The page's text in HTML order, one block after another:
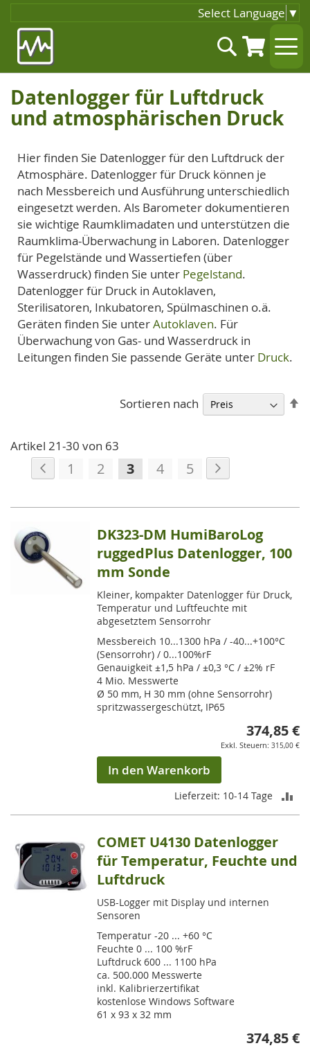
Select Language ▼
Inhalt
springen
Suche
Datenlogger für Luftdruck
und atmosphärischen Druck
Hier finden Sie Datenlogger für den Luftdruck der
Atmosphäre. Datenlogger für Druck können je
nach Messbereich und Ausführung unterschiedlich
eingesetzt werden. Als Barometer dokumentieren
sie wichtige Raumklimadaten und unterstützen die
Raumklima-Überwachung in Laboren. Datenlogger
für Pegelstände und Wassertiefen (über
Wasserdruck) finden Sie unter Pegelstand.
Datenlogger für Druck in Autoklaven,
Sterilisatoren, Inkubatoren, Spülmaschinen o.ä.
Geräten finden Sie unterAutoklaven. Für
Überwachung von Gas- und Wasserdruck in
Leitungen finden Sie passende Geräte unter Druck.
Artikel 21-30 von 63
Seite
Seite
Zurück
Seite
1 Seite
2
Sie
gerade
die
Seite
3 Seite
4 Seite
5
Sortieren nach
DK323-DM HumiBaroLog
ruggedPlus Datenlogger, 100
mm Sonde
Kleiner, kompakter Datenlogger für Druck,
Temperatur und Luftfeuchte mit
abgesetztem Sensorrohr
Messbereich 10...1300 hPa / -40...+100°C
(Sensorrohr) / 0...100%rF
Genauigkeit ±1,5 hPa / ±0,3 °C / ±2% rF
4 Mio. Messwerte
Ø 50 mm, H 30 mm (ohne Sensorrohr)
spritzwassergeschützt, IP65
374,85 €
315,00 €
In den Warenkorb
Lieferzeit: 10-14 Tage
COMET U4130 Datenlogger
für Temperatur, Feuchte und
Luftdruck
USB-Logger mit Display und internen
Sensoren
Temperatur -20 ... +60 °C
Feuchte 0 ... 100 %rF
Luftdruck 600 ... 1100 hPa
ca. 500.000 Messwerte
inkl. Kalibrierzertifikat
kostenlose Windows Software
61 x 93 x 32 mm
374,85 €